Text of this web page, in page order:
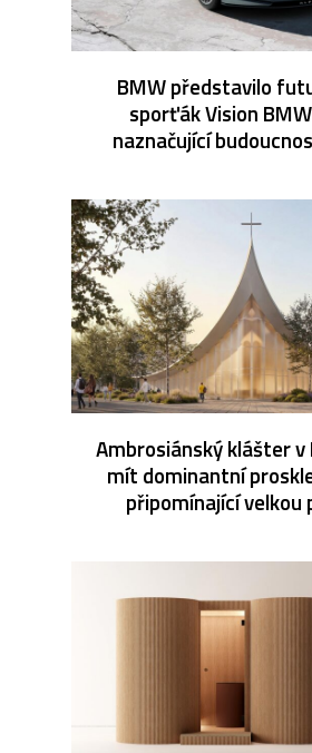
BMW představilo
sporťák Vision
naznačující
Ambrosiánský klášter
mít dominantní
připomínající velkou